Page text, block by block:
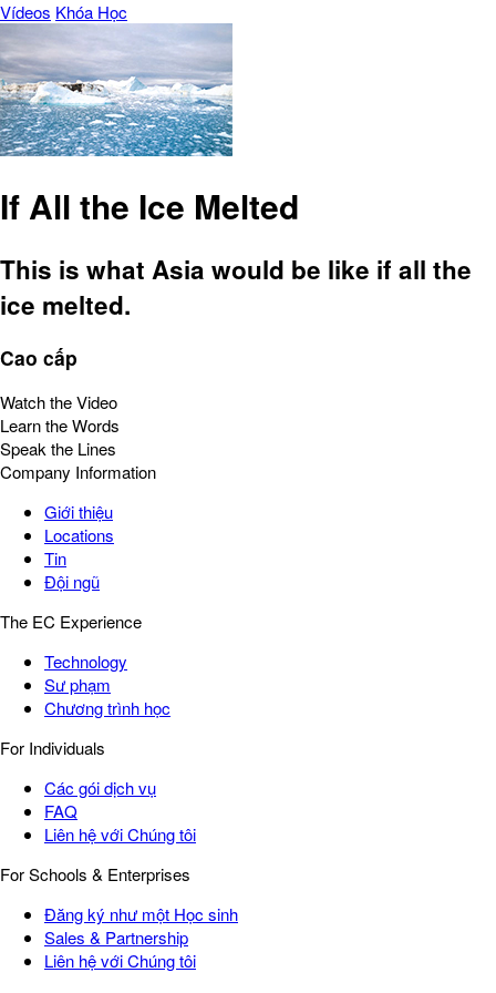
Vídeos Khóa Học
If All the Ice Melted
This is what Asia would be like if all the
ice melted.
Cao cấp
Watch the Video
Learn the Words
Speak the Lines
Company Information
Giới thiệu
Locations
Tin
Đội ngũ
The EC Experience
Technology
Sư phạm
Chương trình học
For Individuals
Các gói dịch vụ
FAQ
Liên hệ với Chúng tôi
For Schools & Enterprises
Đăng ký như một Học sinh
Sales & Partnership
Liên hệ với Chúng tôi